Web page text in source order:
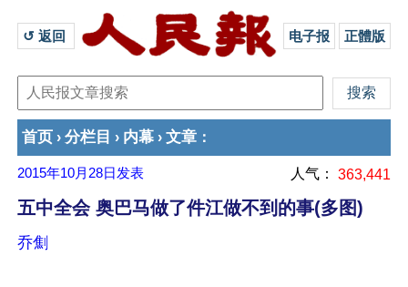
↺ 返回 电子报 正體版
首页 › 分栏目 › 内幕 › 文章 ：
2015年10月28日 发表 人气： 363,441
五中全会 奥巴马做了件江做不到的事(多图)
乔劁